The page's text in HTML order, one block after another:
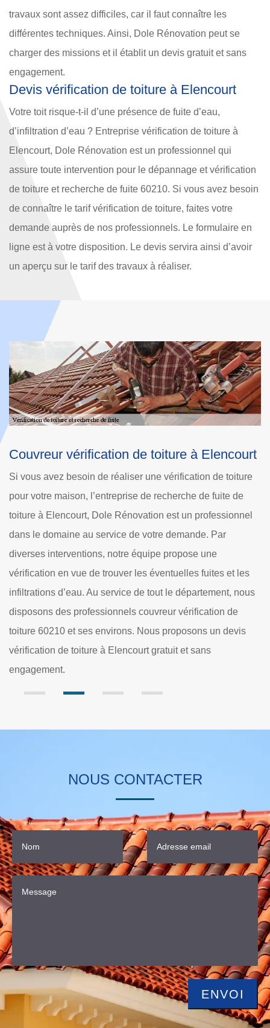
travaux sont assez difficiles, car il faut connaître les
différentes techniques. Ainsi, Dole Rénovation peut se
charger des missions et il établit un devis gratuit et sans
engagement.
Devis vérification de toiture à Elencourt
Votre toit risque-t-il d’une présence de fuite d’eau,
d’infiltration d’eau ? Entreprise vérification de toiture à
Elencourt, Dole Rénovation est un professionnel qui
assure toute intervention pour le dépannage et vérification
de toiture et recherche de fuite 60210. Si vous avez besoin
de connaître le tarif vérification de toiture, faites votre
demande auprès de nos professionnels. Le formulaire en
ligne est à votre disposition. Le devis servira ainsi d’avoir
un aperçu sur le tarif des travaux à réaliser.
toiture
de
et les
nous
de
devis
Entreprise vérification de toiture à
Elencourt
Êtes-vous à la recherche d’un accompagnateur
vérification de toiture à Elencourt ou ses environs ?
Rénovation est le professionnel couvreur pour la
réalisation de toute vérification de toiture. Une
de toiture peut être dégradante pour votre maison
bâtiment. Si vous avez besoin d’une intervention
vérifier votre toiture, notre équipe de couvreur
de toiture à Elencourt est à votre service. Nous
réaliser toute recherche de fuite de toiture avec
NOUS CONTACTER